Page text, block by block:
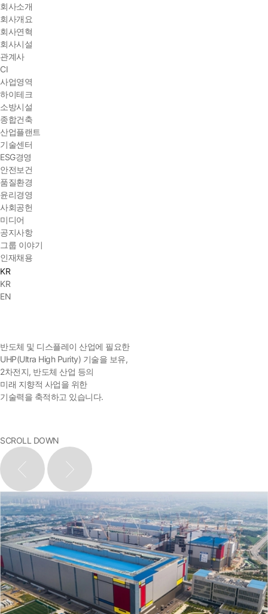
회사소개
회사개요
회사연혁
회사시설
관계사
CI
사업영역
하이테크
소방시설
종합건축
산업플랜트
기술센터
ESG경영
안전보건
품질환경
윤리경영
사회공헌
미디어
공지사항
그룹 이야기
인재채용
KR
KR
EN
HOME
사업영역
하이테크
반도체 및 디스플레이 산업에 필요한
UHP(Ultra High Purity) 기술을 보유,
2차전지, 반도체 산업 등의
미래 지향적 사업을 위한
기술력을 축적하고 있습니다.
SCROLL DOWN